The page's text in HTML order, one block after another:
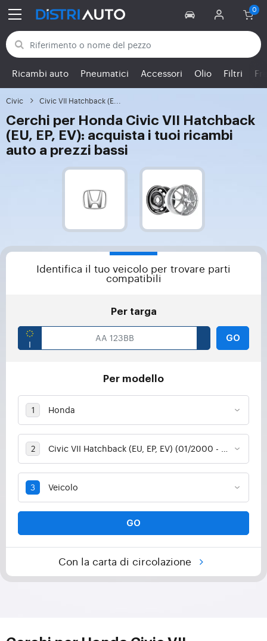
Torna alle categorie
Ricambi auto Pneumatici Accessori Olio Filtri
Civic Civic VII Hatchback (E...
Cerchi per Honda Civic VII Hatchback
(EU, EP, EV): acquista i tuoi ricambi
auto a prezzi bassi
Identifica il tuo veicolo per trovare parti
compatibili
Per targa
GO
Per modello
GO
Con la carta di circolazione